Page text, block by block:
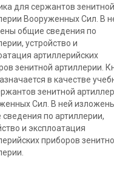
для сержантов зенитной
Вооруженных Сил. В
общие сведения по
устройство и
артиллерийских
зенитной артиллерии.
в качестве
зенитной
Сил. В ней
по артиллерии,
и эксплоатация
приборов